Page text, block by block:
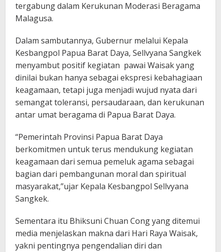
tergabung dalam Kerukunan Moderasi Beragama
Malagusa.
Dalam sambutannya, Gubernur melalui Kepala
Kesbangpol Papua Barat Daya, Sellvyana Sangkek
menyambut positif kegiatan pawai Waisak yang
dinilai bukan hanya sebagai ekspresi kebahagiaan
keagamaan, tetapi juga menjadi wujud nyata dari
semangat toleransi, persaudaraan, dan kerukunan
antar umat beragama di Papua Barat Daya.
“Pemerintah Provinsi Papua Barat Daya
berkomitmen untuk terus mendukung kegiatan
keagamaan dari semua pemeluk agama sebagai
bagian dari pembangunan moral dan spiritual
masyarakat,”ujar Kepala Kesbangpol Sellvyana
Sangkek.
Sementara itu Bhiksuni Chuan Cong yang ditemui
media menjelaskan makna dari Hari Raya Waisak,
yakni pentingnya pengendalian diri dan